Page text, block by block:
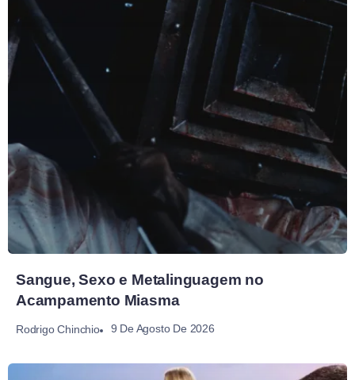
Sangue, Sexo e Metalinguagem no
Acampamento Miasma
Rodrigo Chinchio 9 De Agosto De 2026